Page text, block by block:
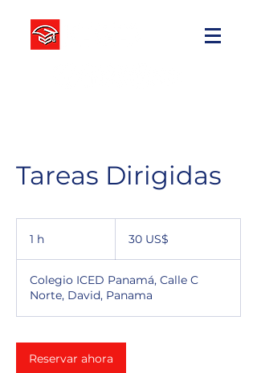
Tareas Dirigidas
1 h
estadounidenses
30 US$
Colegio ICED Panamá, Calle C
Norte, David, Panama
Reservar ahora